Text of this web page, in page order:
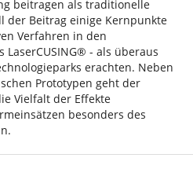
beitragen als traditionelle
der Beitrag einige Kernpunkte
Verfahren in den
LaserCUSING® - als überaus
erachten. Neben
Prototypen geht der
Vielfalt der Effekte
besonders des